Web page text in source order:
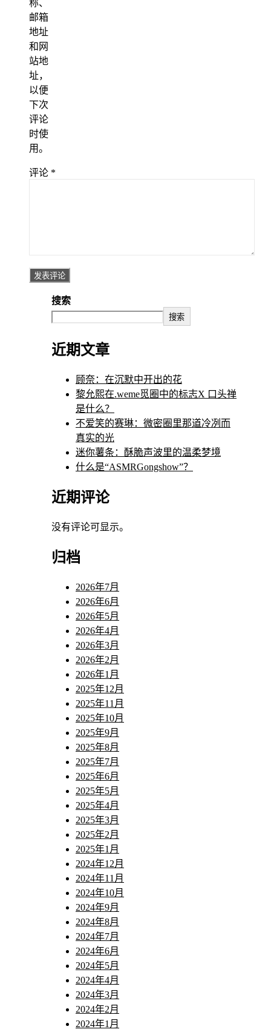
称、
邮箱
地址
和网
站地
址，
以便
下次
评论
时使
用。
评论 *
搜索
搜索
近期文章
顾奈：在沉默中开出的花
黎允熙在.weme觅圈中的标志X 口头禅
是什么？
不爱笑的赛琳：微密圈里那道冷冽而
真实的光
迷你薯条：酥脆声波里的温柔梦境
什么是“ASMRGongshow”？
近期评论
没有评论可显示。
归档
2026年7月
2026年6月
2026年5月
2026年4月
2026年3月
2026年2月
2026年1月
2025年12月
2025年11月
2025年10月
2025年9月
2025年8月
2025年7月
2025年6月
2025年5月
2025年4月
2025年3月
2025年2月
2025年1月
2024年12月
2024年11月
2024年10月
2024年9月
2024年8月
2024年7月
2024年6月
2024年5月
2024年4月
2024年3月
2024年2月
2024年1月